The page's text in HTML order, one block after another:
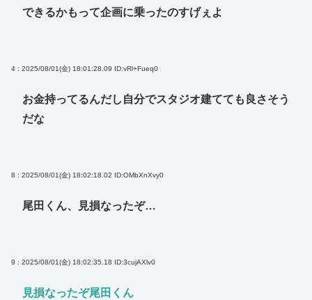
できるかもって企画に乗ったのすげぇよ
4 : 2025/08/01(金) 18:01:28.09 ID:vRl+Fueq0
お金持ってるんだし自分でスタジオ建てても良さそう
だな
8 : 2025/08/01(金) 18:02:18.02 ID:OMbXnXvy0
尾田くん、見損なったぞ…
9 : 2025/08/01(金) 18:02:35.18 ID:3cujAXlv0
見損なったぞ尾田くん